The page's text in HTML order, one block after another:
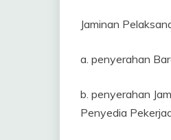
Jaminan
a. penyerahan
b. penyerahan
Penyedia